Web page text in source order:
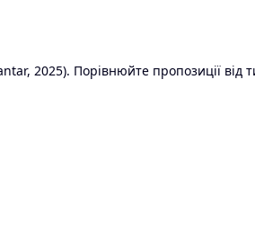
2025). Порівнюйте пропозиції від